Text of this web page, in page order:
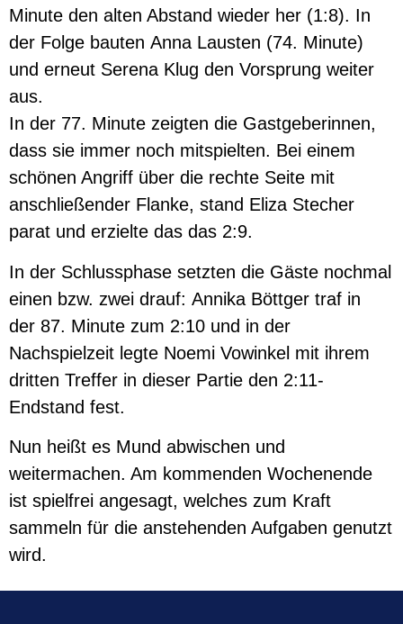
Minute den alten Abstand wieder her (1:8). In
der Folge bauten Anna Lausten (74. Minute)
und erneut Serena Klug den Vorsprung weiter
aus.
In der 77. Minute zeigten die Gastgeberinnen,
dass sie immer noch mitspielten. Bei einem
schönen Angriff über die rechte Seite mit
anschließender Flanke, stand Eliza Stecher
parat und erzielte das das 2:9.
In der Schlussphase setzten die Gäste nochmal
einen bzw. zwei drauf: Annika Böttger traf in
der 87. Minute zum 2:10 und in der
Nachspielzeit legte Noemi Vowinkel mit ihrem
dritten Treffer in dieser Partie den 2:11-
Endstand fest.
Nun heißt es Mund abwischen und
weitermachen. Am kommenden Wochenende
ist spielfrei angesagt, welches zum Kraft
sammeln für die anstehenden Aufgaben genutzt
wird.